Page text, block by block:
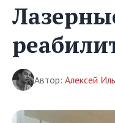
Автор: Алексей